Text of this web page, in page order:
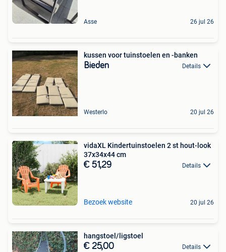
Asse 26 jul 26
kussen voor tuinstoelen en -banken
Bieden Details
Westerlo 20 jul 26
vidaXL Kindertuinstoelen 2 st hout-look
37x34x44 cm
€ 51,29 Details
Bezoek website 20 jul 26
hangstoel/ligstoel
€ 25,00 Details